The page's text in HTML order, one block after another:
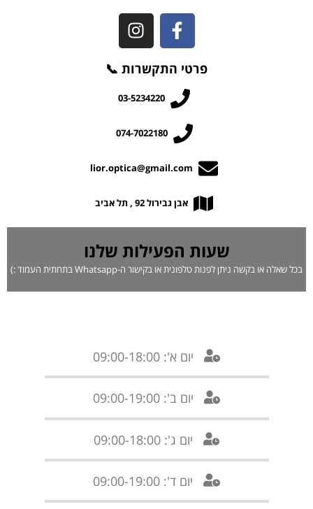
פרטי התקשרות 📞
03-5234220
074-7022180
lior.optica@gmail.com
אבן גבירול 92 , תל אביב
שעות הפעילות שלנו
בכל שאלה או בקשה ניתן לפנות טלפונית או בקישור ה-Whatsapp בתחתית העמוד :)
יום א': 09:00-18:00
יום ב': 09:00-19:00
יום ג': 09:00-18:00
יום ד': 09:00-19:00